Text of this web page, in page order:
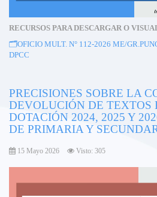
RECURSOS PARA DESCARGAR O
🗂️OFICIO MULT. N° 112-2026 ME/
DPCC
PRECISIONES SOBRE LA
DEVOLUCIÓN DE TEXTOS
DOTACIÓN 2024, 2025 Y
DE PRIMARIA Y
15 Mayo 2026 Visto: 305